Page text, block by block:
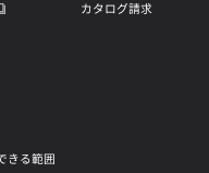
カタログ請求
きる範囲